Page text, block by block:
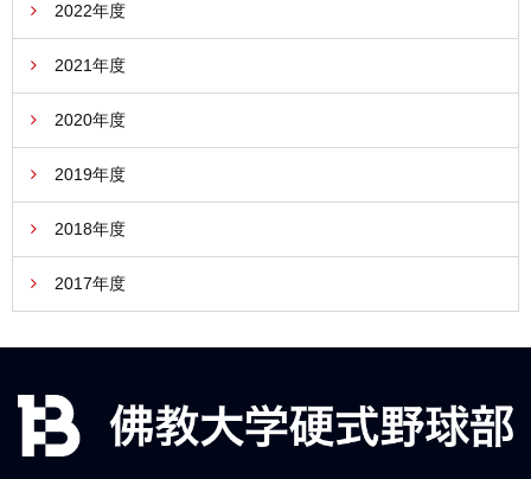
2022年度
2021年度
2020年度
2019年度
2018年度
2017年度